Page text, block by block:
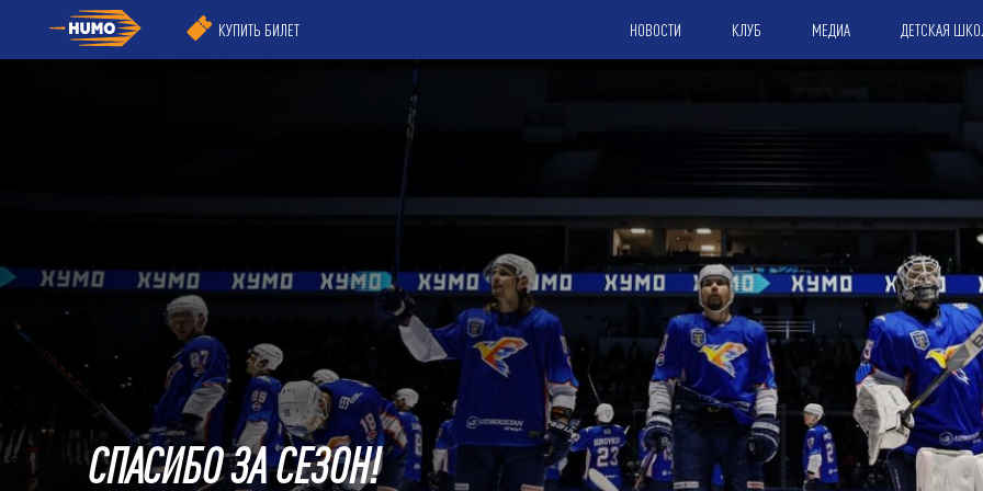
КУПИТЬ БИЛЕТ НОВОСТИ КЛУБ МЕДИА ДЕТСКАЯ
СПАСИБО ЗА СЕЗОН!